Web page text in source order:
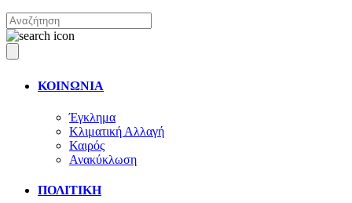
ΚΟΙΝΩΝΙΑ
Έγκλημα
Κλιματική Αλλαγή
Καιρός
Ανακύκλωση
ΠΟΛΙΤΙΚΗ